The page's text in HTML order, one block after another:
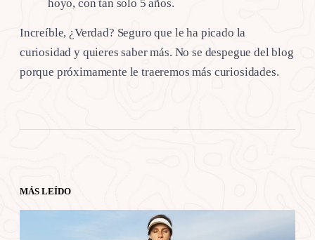
hoyo, con tan solo 5 años.
Increíble, ¿Verdad? Seguro que le ha picado la
curiosidad y quieres saber más. No se despegue del blog
porque próximamente le traeremos más curiosidades.
MÁS LEÍDO